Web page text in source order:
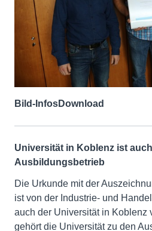
Bild-InfosDownload
Universität in Koblenz ist
Ausbildungsbetrieb
Die Urkunde mit der
ist von der Industrie- und
auch der Universität in Koblenz
gehört die Universität zu den